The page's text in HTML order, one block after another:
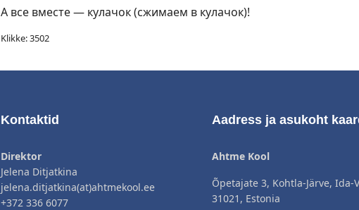
А все вместе — кулачок (сжимаем в кулачок)!
Klikke: 3502
Kontaktid
Direktor
Jelena Ditjatkina
jelena.ditjatkina(at)ahtmekool.ee
+372 336 6077
Aadress ja asukoht
Ahtme Kool
Õpetajate 3, Kohtla-Järve, Ida-
31021, Estonia